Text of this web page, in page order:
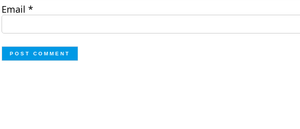
Email *